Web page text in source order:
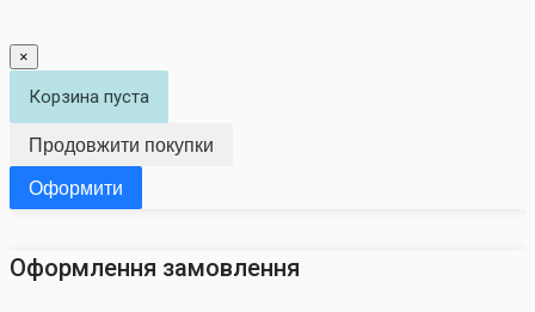
×
Корзина пуста
Продовжити покупки
Оформити
Оформлення замовлення